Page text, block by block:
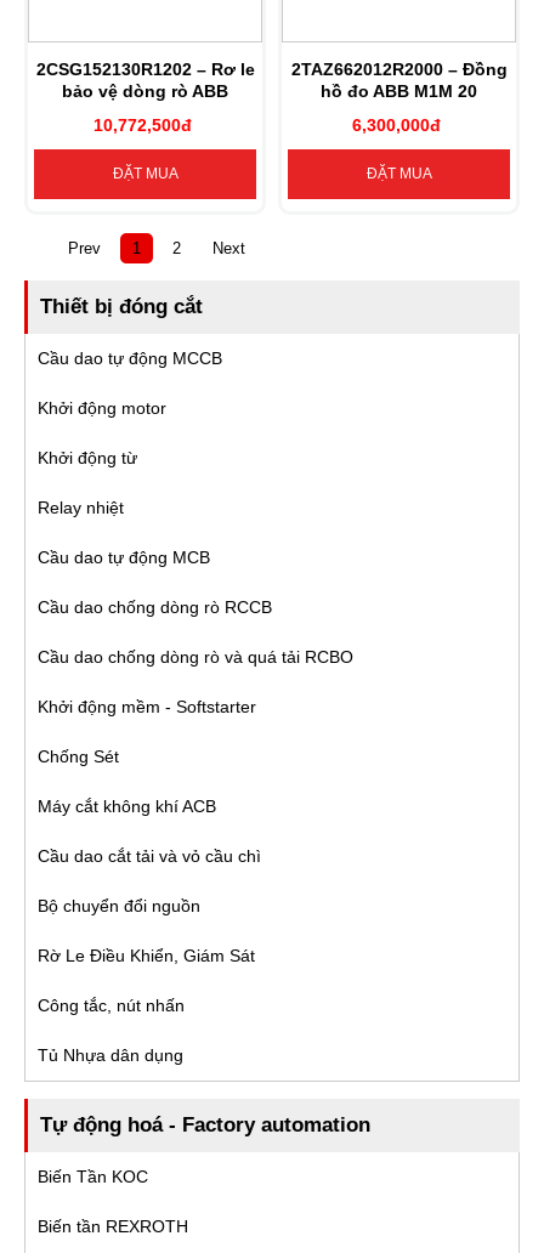
2CSG152130R1202 – Rơ le
bảo vệ dòng rò ABB
10,772,500đ
ĐẶT MUA
2TAZ662012R2000 – Đồng
hồ đo ABB M1M 20
6,300,000đ
ĐẶT MUA
Prev 1 2 Next
Thiết bị đóng cắt
Cầu dao tự động MCCB
Khởi động motor
Khởi động từ
Relay nhiệt
Cầu dao tự động MCB
Cầu dao chống dòng rò RCCB
Cầu dao chống dòng rò và quá tải RCBO
Khởi động mềm - Softstarter
Chống Sét
Máy cắt không khí ACB
Cầu dao cắt tải và vỏ cầu chì
Bộ chuyển đổi nguồn
Rờ Le Điều Khiển, Giám Sát
Công tắc, nút nhấn
Tủ Nhựa dân dụng
Tự động hoá - Factory automation
Biến Tần KOC
Biến tần REXROTH